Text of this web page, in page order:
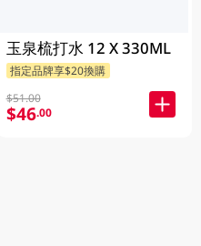
玉泉梳打水 12 X 330ML
指定品牌享$20換購
$51.00
$46.00